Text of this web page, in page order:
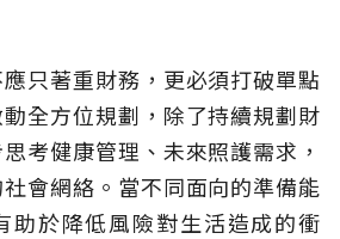
只著重財務，更必須打破單點
全方位規劃，除了持續規劃財
考健康管理、未來照護需求，
會網絡。當不同面向的準備能
助於降低風險對生活造成的衝